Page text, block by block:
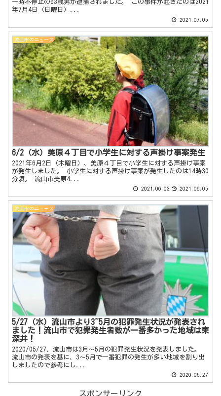
一時不停止の63歳男が逮捕されました。 この事件が起きたのは2021
年7月4日（日曜日）...
2021.07.05
流山市のニュース
6/2（水）美原４丁目で小学生に対する声掛け事案発生
2021年6月2日（木曜日）、美原４丁目で小学生に対する声掛け事案
が発生しました。 小学生に対する声掛け事案が発生したのは14時30
分頃。 流山市美原4...
2021.06.03 2021.06.05
流山市のニュース
5/27（水）流山市より3~5月の犯罪発生状況が発表され
ました！流山市で犯罪発生者数が一番多かった地域は東
深井！
2020/05/27、流山市は3月～5月の犯罪発生状況を発表しました。
流山市の発表を基に、3～5月で一番犯罪の発生が多い地域を割り出
しましたので参考にし...
2020.05.27
スポンサーリンク